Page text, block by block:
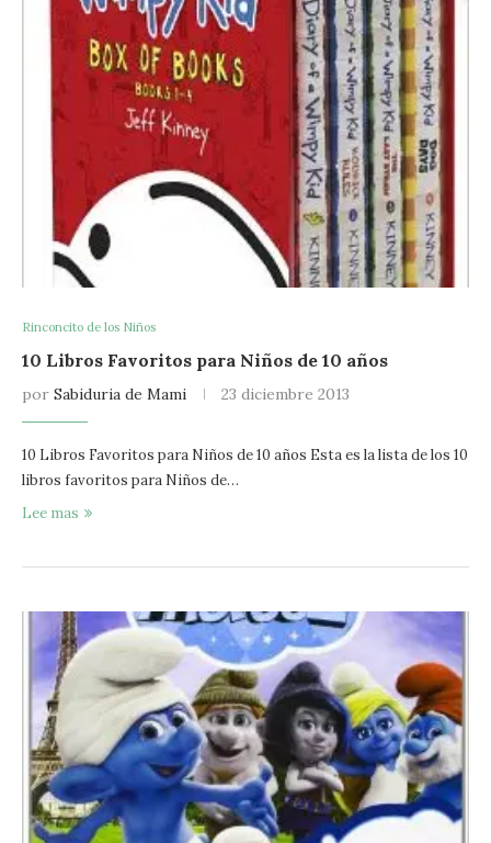
Rinconcito de los Niños
10 Libros Favoritos para Niños de 10 años
por Sabiduria de Mami 23 diciembre 2013
10 Libros Favoritos para Niños de 10 años Esta es la lista de los 10
libros favoritos para Niños de…
Lee mas